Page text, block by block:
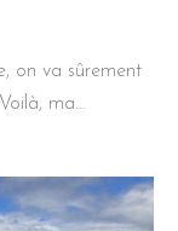
on va sûrement
ma…